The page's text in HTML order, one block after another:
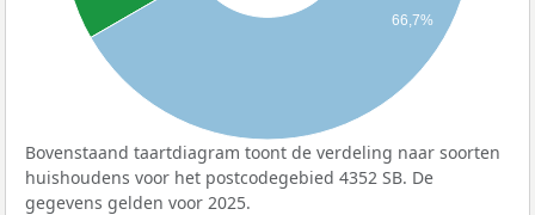
66,7%
Bovenstaand taartdiagram toont de verdeling naar soorten
huishoudens voor het postcodegebied 4352 SB. De
gegevens gelden voor 2025.